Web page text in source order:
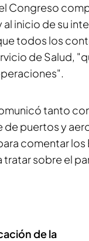
Congreso
al inicio de su
todos los
de Salud,
tanto
de puertos y
comentar los
sobre el
de la